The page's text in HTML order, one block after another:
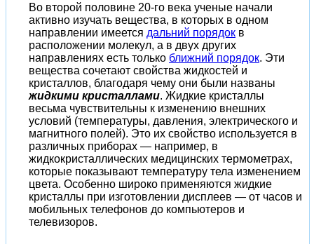
Во второй половине 20-го века ученые начали
активно изучать вещества, в которых в одном
направлении имеется дальний порядок в
расположении молекул, а в двух других
направлениях есть только ближний порядок. Эти
вещества сочетают свойства жидкостей и
кристаллов, благодаря чему они были названы
жидкими кристаллами. Жидкие кристаллы
весьма чувствительны к изменению внешних
условий (температуры, давления, электрического и
магнитного полей). Это их свойство используется в
различных приборах — например, в
жидкокристаллических медицинских термометрах,
которые показывают температуру тела изменением
цвета. Особенно широко применяются жидкие
кристаллы при изготовлении дисплеев — от часов и
мобильных телефонов до компьютеров и
телевизоров.